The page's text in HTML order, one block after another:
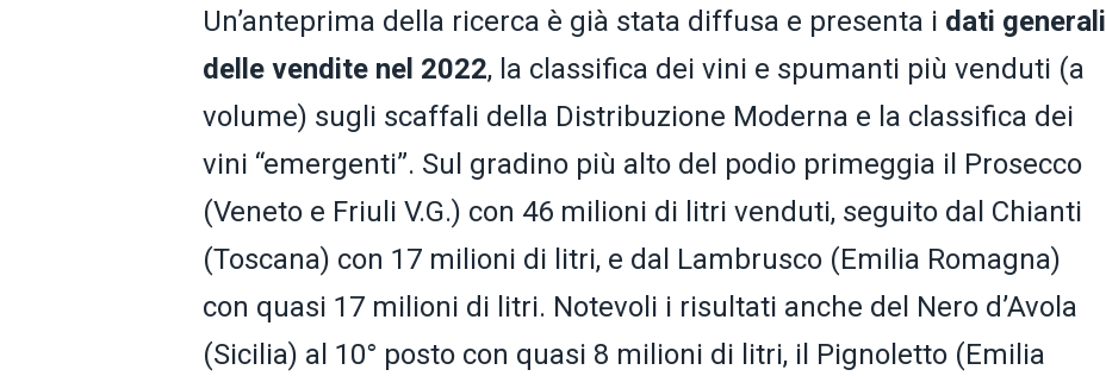
Un’anteprima della ricerca è già stata diffusa e presenta i dati generali
delle vendite nel 2022, la classifica dei vini e spumanti più venduti (a
volume) sugli scaffali della Distribuzione Moderna e la classifica dei
vini “emergenti”. Sul gradino più alto del podio primeggia il Prosecco
(Veneto e Friuli V.G.) con 46 milioni di litri venduti, seguito dal Chianti
(Toscana) con 17 milioni di litri, e dal Lambrusco (Emilia Romagna)
con quasi 17 milioni di litri. Notevoli i risultati anche del Nero d’Avola
(Sicilia) al 10° posto con quasi 8 milioni di litri, il Pignoletto (Emilia